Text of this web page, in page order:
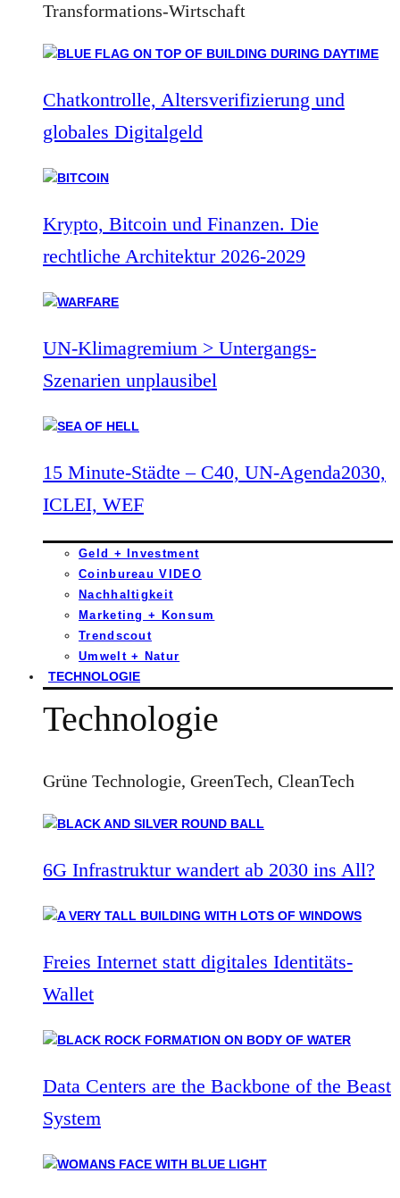
Transformations-Wirtschaft
Chatkontrolle, Altersverifizierung und
globales Digitalgeld
Krypto, Bitcoin und Finanzen. Die
rechtliche Architektur 2026-2029
UN-Klimagremium > Untergangs-
Szenarien unplausibel
15 Minute-Städte – C40, UN-Agenda2030,
ICLEI, WEF
Geld + Investment
Coinbureau VIDEO
Nachhaltigkeit
Marketing + Konsum
Trendscout
Umwelt + Natur
TECHNOLOGIE
Technologie
Grüne Technologie, GreenTech, CleanTech
6G Infrastruktur wandert ab 2030 ins All?
Freies Internet statt digitales Identitäts-
Wallet
Data Centers are the Backbone of the Beast
System